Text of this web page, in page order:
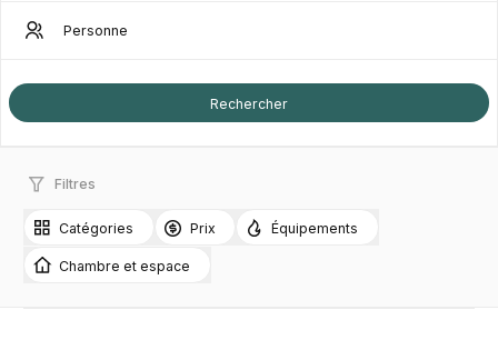
Filtres
Catégories Prix Équipements
Chambre et espace